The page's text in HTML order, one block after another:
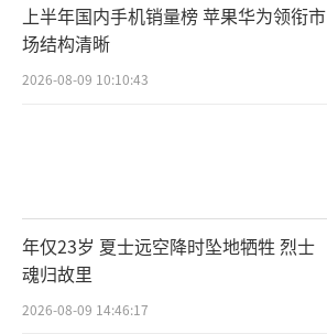
上半年国内手机销量榜 苹果华为领衔市
场结构清晰
2026-08-09 10:10:43
年仅23岁 夏士远空降时坠地牺牲 烈士
魂归故里
2026-08-09 14:46:17